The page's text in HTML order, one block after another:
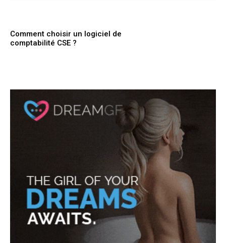
Comment choisir un logiciel de
comptabilité CSE ?